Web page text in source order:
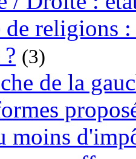
de religions
(3)
de la
moins